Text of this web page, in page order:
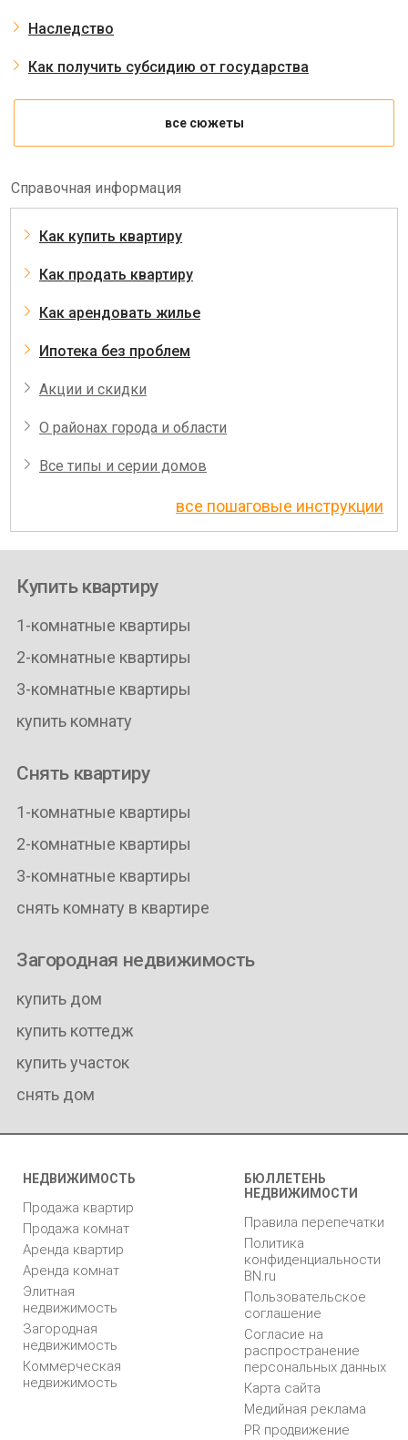
Наследство
Как получить субсидию от государства
все сюжеты
Справочная информация
Как купить квартиру
Как продать квартиру
Как арендовать жилье
Ипотека без проблем
Акции и скидки
О районах города и области
Все типы и серии домов
все пошаговые инструкции
Купить квартиру
1-комнатные квартиры
2-комнатные квартиры
3-комнатные квартиры
купить комнату
Снять квартиру
1-комнатные квартиры
2-комнатные квартиры
3-комнатные квартиры
снять комнату в квартире
Загородная недвижимость
купить дом
купить коттедж
купить участок
снять дом
НЕДВИЖИМОСТЬ
Продажа квартир
Продажа комнат
Аренда квартир
Аренда комнат
Элитная
недвижимость
Загородная
недвижимость
Коммерческая
недвижимость
БЮЛЛЕТЕНЬ
НЕДВИЖИМОСТИ
Правила перепечатки
Политика
конфиденциальности
BN.ru
Пользовательское
соглашение
Согласие на
распространение
персональных данных
Карта сайта
Медийная реклама
PR продвижение